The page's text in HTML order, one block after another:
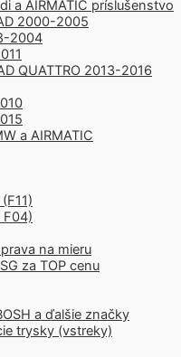
a AIRMATIC príslušenstvo
2000-2005
2004
QUATTRO 2013-2016
a AIRMATIC
F04)
na mieru
za TOP cenu
a ďalšie značky
trysky (vstreky)